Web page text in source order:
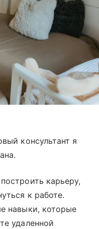
консультант я
карьеру,
к работе.
навыки, которые
удаленной